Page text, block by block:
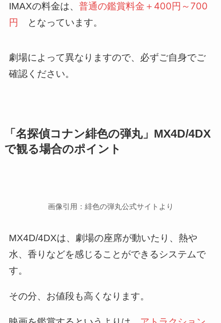
IMAXの料金は、 普通の鑑賞料金＋400円～700
円
となっています。
劇場によって異なりますので、必ずご自身でご
確認ください。
「名探偵コナン緋色の弾丸」MX4D/4DX
で観る場合のポイント
画像引用：緋色の弾丸公式サイトより
MX4D/4DXは、劇場の座席が動いたり、熱や
水、香りなどを感じることができるシステムで
す。
その分、お値段も高くなります。